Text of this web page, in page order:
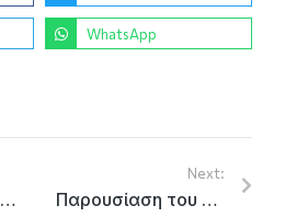
WhatsApp
Παρουσίαση του PB3 για την Τελετή Λήξης
Next:
Παρουσίαση του Τεχνικού Συμβούλου για την Τελετή Λήξης